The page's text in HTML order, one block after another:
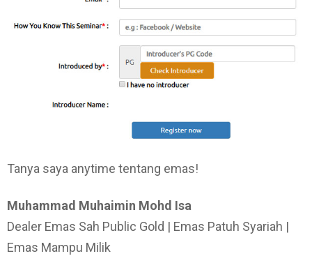
Tanya saya anytime tentang emas!
Muhammad Muhaimin Mohd Isa
Dealer Emas Sah Public Gold | Emas Patuh Syariah |
Emas Mampu Milik